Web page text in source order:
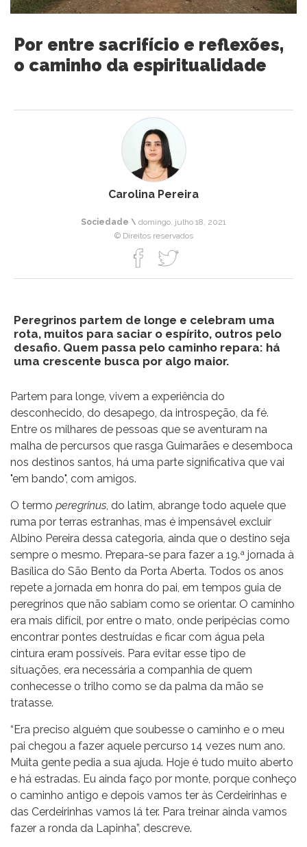
Por entre sacrifício e reflexões,
o caminho da espiritualidade
Carolina Pereira
Sociedade \ domingo, julho 18, 2021
© Direitos reservados
Peregrinos partem de longe e celebram uma
rota, muitos para saciar o espírito, outros pelo
desafio. Quem passa pelo caminho repara: há
uma crescente busca por algo maior.
Partem para longe, vivem a experiência do
desconhecido, do desapego, da introspeção, da fé.
Entre os milhares de pessoas que se aventuram na
malha de percursos que rasga Guimarães e desemboca
nos destinos santos, há uma parte significativa que vai
"em bando", com amigos.
O termo peregrinus , do latim, abrange todo aquele que
ruma por terras estranhas, mas é impensável excluir
Albino Pereira dessa categoria, ainda que o destino seja
sempre o mesmo. Prepara-se para fazer a 19.ª jornada à
Basílica do São Bento da Porta Aberta. Todos os anos
repete a jornada em honra do pai, em tempos guia de
peregrinos que não sabiam como se orientar. O caminho
era mais difícil, por entre o mato, onde peripécias como
encontrar pontes destruídas e ficar com água pela
cintura eram possíveis. Para evitar esse tipo de
situações, era necessária a companhia de quem
conhecesse o trilho como se da palma da mão se
tratasse.
“Era preciso alguém que soubesse o caminho e o meu
pai chegou a fazer aquele percurso 14 vezes num ano.
Muita gente pedia a sua ajuda. Hoje é tudo muito aberto
e há estradas. Eu ainda faço por monte, porque conheço
o caminho antigo e depois vamos ter às Cerdeirinhas e
das Cerdeirinhas vamos lá ter. Para treinar ainda vamos
fazer a ronda da Lapinha”, descreve.